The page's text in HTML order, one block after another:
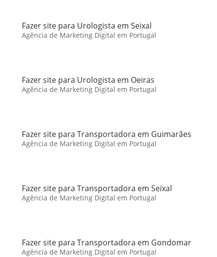
Fazer site para Urologista em Seixal
Agência de Marketing Digital em Portugal
Fazer site para Urologista em Oeiras
Agência de Marketing Digital em Portugal
Fazer site para Transportadora em Guimarães
Agência de Marketing Digital em Portugal
Fazer site para Transportadora em Seixal
Agência de Marketing Digital em Portugal
Fazer site para Transportadora em Gondomar
Agência de Marketing Digital em Portugal